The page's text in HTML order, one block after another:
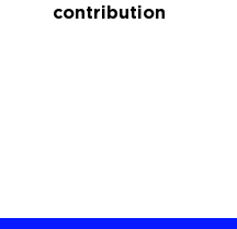
contribution